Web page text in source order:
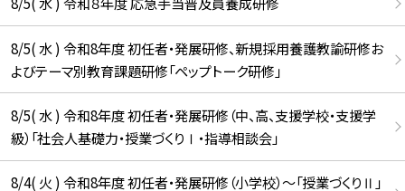
8/5( 水 ) 令和8年度 初任者・発展研修、新規採用養護教諭研修お
よびテーマ別教育課題研修「ペップトーク研修」
8/5( 水 ) 令和8年度 初任者・発展研修（中、高、支援学校・支援学
級）「社会人基礎力・授業づくりⅠ・指導相談会」
8/4( 火 ) 令和8年度 初任者・発展研修（小学校）～「授業づくりⅡ」